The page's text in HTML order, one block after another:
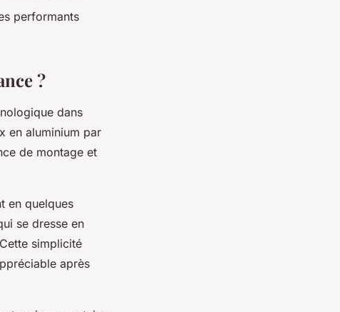
performants
?
dans
en aluminium par
de montage et
en quelques
se dresse en
simplicité
après